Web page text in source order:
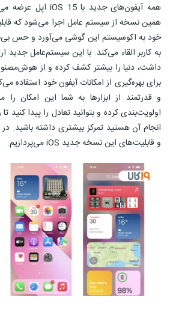
همین نسخه از سیستم عامل اجرا می‌شود که
خود به اکوسیستم این گوشی می‌آورد و حس
به کاربر القاء می‌کند. با این سیستم‌عامل جدید
داشت، دنیا را بیشتر کشف کرده و از
برای بهره‌گیری از امکانات آیفون خود استفاده
و قدرتمند از ابزارها به شما این امکان را
اولویت‌بندی کرده و بتوانید تعادل را پیدا کنید
انجام آن هستید تمرکز بیشتری داشته باشید. در
و قابلیت‌های این نسخه جدید iOS می‌پردازیم.